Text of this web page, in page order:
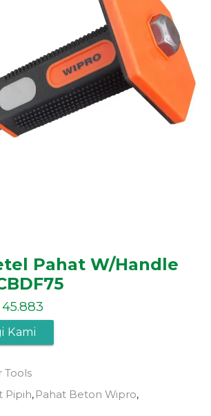
Pahat W/Handle
45.883
Kami
Tools
Pipih, Pahat Beton Wipro,